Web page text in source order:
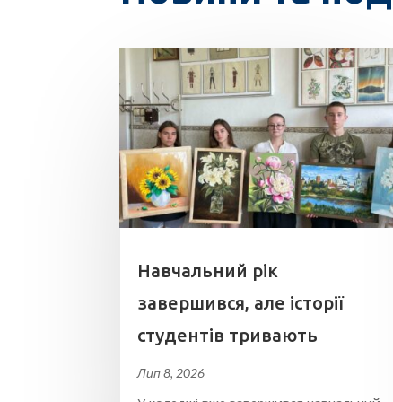
Навчальний рік
завершився, але історії
студентів тривають
Лип 8, 2026